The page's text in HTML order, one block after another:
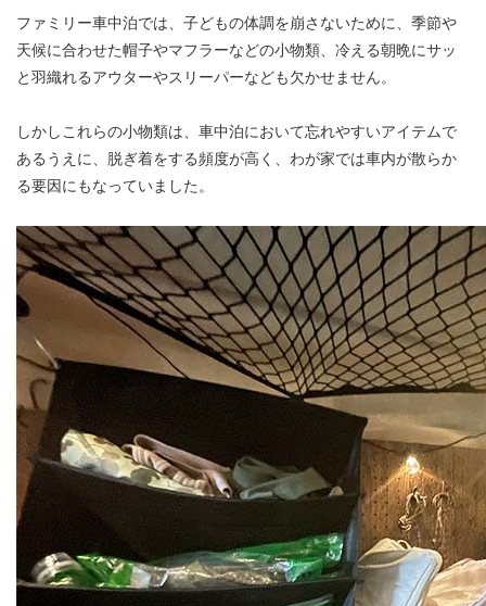
ファミリー車中泊では、子どもの体調を崩さないために、季節や
天候に合わせた帽子やマフラーなどの小物類、冷える朝晩にサッ
と羽織れるアウターやスリーパーなども欠かせません。
しかしこれらの小物類は、車中泊において忘れやすいアイテムで
あるうえに、脱ぎ着をする頻度が高く、わが家では車内が散らか
る要因にもなっていました。